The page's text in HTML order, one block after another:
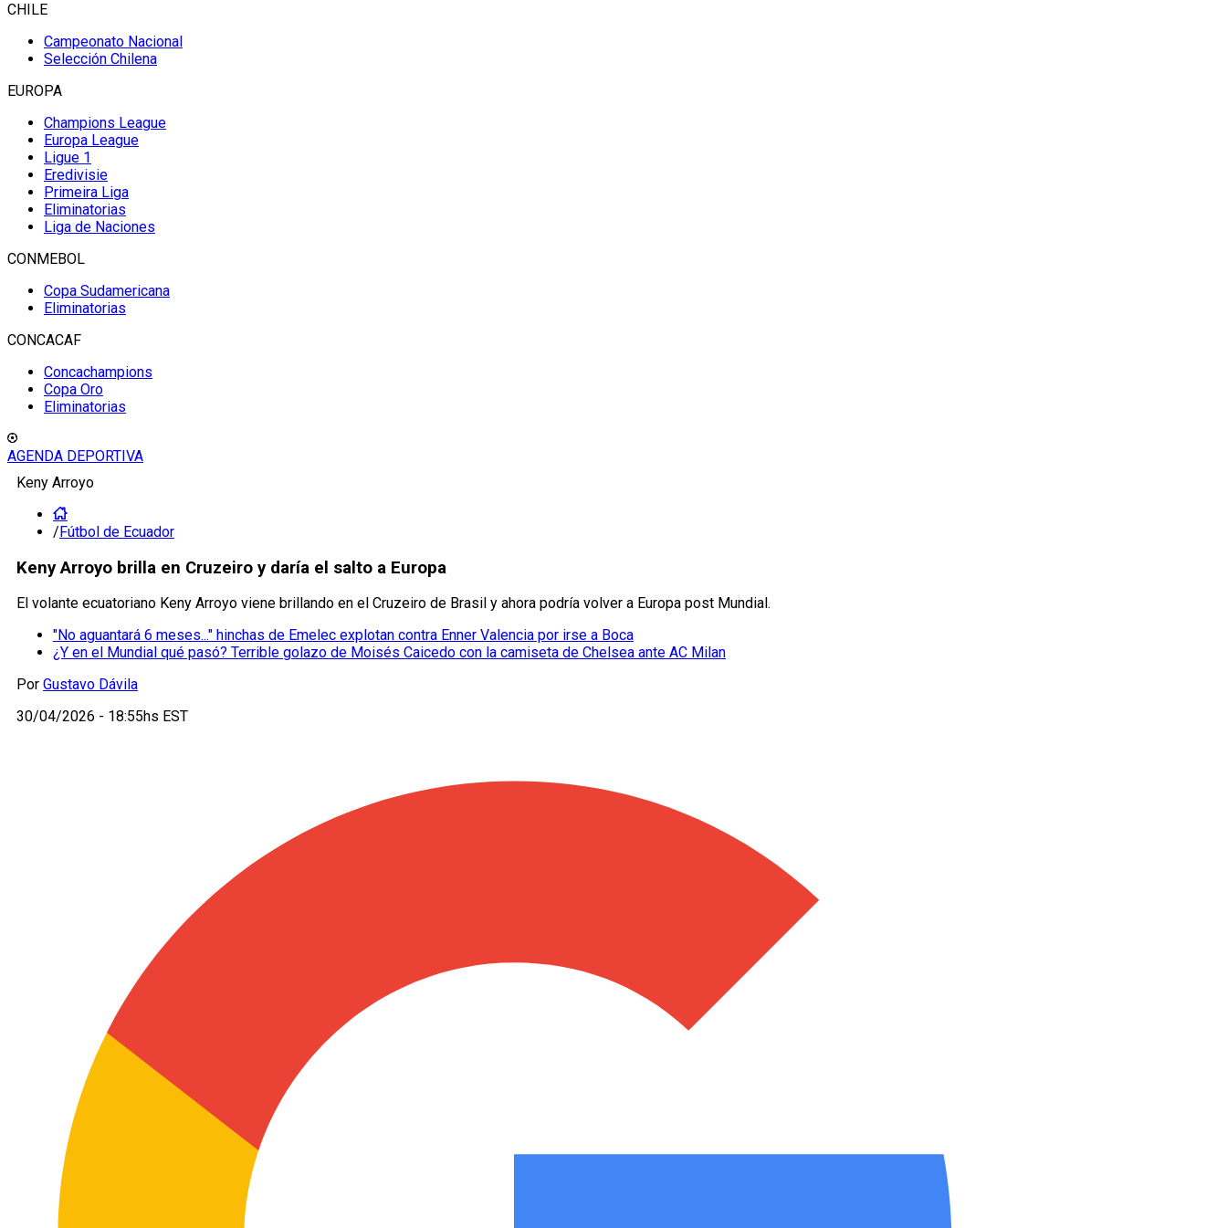
CHILE
Campeonato Nacional
Selección Chilena
EUROPA
Champions League
Europa League
Ligue 1
Eredivisie
Primeira Liga
Eliminatorias
Liga de Naciones
CONMEBOL
Copa Sudamericana
Eliminatorias
CONCACAF
Concachampions
Copa Oro
Eliminatorias
AGENDA DEPORTIVA
Keny Arroyo
/Fútbol de Ecuador
Keny Arroyo brilla en Cruzeiro y daría el salto a Europa
El volante ecuatoriano Keny Arroyo viene brillando en el Cruzeiro de Brasil y ahora podría volver a Europa post Mundial.
"No aguantará 6 meses..." hinchas de Emelec explotan contra Enner Valencia por irse a Boca
¿Y en el Mundial qué pasó? Terrible golazo de Moisés Caicedo con la camiseta de Chelsea ante AC Milan
Por Gustavo Dávila
30/04/2026 - 18:55hs EST